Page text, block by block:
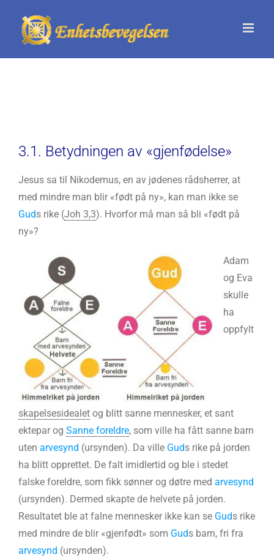
content
3.1. Betydningen av «gjenfødelse»
Jesus sa til Nikodemus, en av jødenes rådsherrer, at
med mindre man blir «født på ny», kan man ikke se
Guds rike (Joh 3,3). Hvorfor må man så bli «født på
ny»?
Adam
og Eva
skulle
ha
oppfylt
skapelsesidealet og blitt sanne mennesker, et sant
ektepar og Sanne foreldre, som ville ha fått sanne barn
uten arvesynd (ursynden). Da ville Guds rike på jorden
ha blitt opprettet. De falt imidlertid og ble i stedet
falske foreldre, som fikk sønner og døtre med arvesynd
(ursynden). Dermed skapte de helvete på jorden.
Resultatet ble at falne mennesker ikke kan se Guds rike
med mindre de blir «gjenfødt» som Guds barn, fri fra
arvesynd (ursynden).